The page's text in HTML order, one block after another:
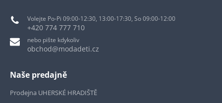
Volejte Po-Pi 09:00-12:30, 13:00-17:30, So 09:00-12:00
+420 774 777 710
nebo pište kdykoliv
obchod@modadeti.cz
Naše predajně
Prodejna UHERSKÉ HRADIŠTĚ